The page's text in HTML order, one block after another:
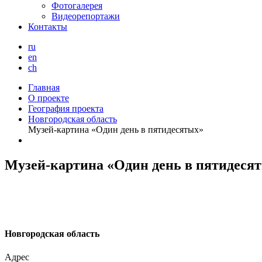
Фотогалерея
Видеорепортажи
Контакты
ru
en
ch
Главная
О проекте
География проекта
Новгородская область
Музей-картина «Один день в пятидесятых»
Музей-картина «Один день в
Новгородская область
Адрес